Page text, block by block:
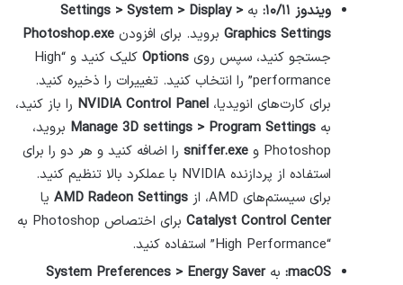
ویندوز ۱۰/۱۱:
به Settings > System > Display >
Graphics Settings بروید. برای افزودن Photoshop.exe
جستجو کنید، سپس روی Options
کلیک کنید و “High
performance” را انتخاب کنید. تغییرات را ذخیره کنید.
برای کارت‌های انویدیا، NVIDIA Control Panel را باز کنید،
به Manage 3D settings > Program Settings بروید،
Photoshop و
sniffer.exe را اضافه کنید و هر دو را برای
استفاده از پردازنده NVIDIA با عملکرد بالا تنظیم کنید.
برای سیستم‌های AMD، از
AMD Radeon Settings یا
Catalyst Control Center
برای اختصاص Photoshop به
“High Performance” استفاده کنید.
macOS: بهSystem Preferences > Energy Saver